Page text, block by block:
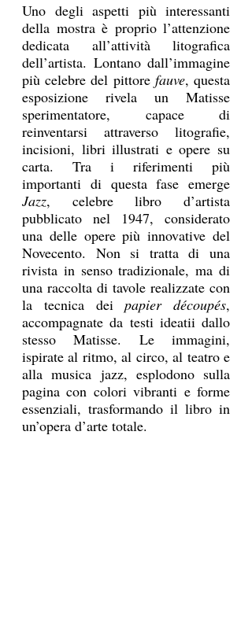
Uno degli aspetti più interessanti
della mostra è proprio l’attenzione
dedicata all’attività litografica
dell’artista. Lontano dall’immagine
più celebre del pittore fauve, questa
esposizione rivela un Matisse
sperimentatore, capace di
reinventarsi attraverso litografie,
incisioni, libri illustrati e opere su
carta. Tra i riferimenti più
Jazz, celebre libro d’artista
pubblicato nel 1947, considerato
una delle opere più innovative del
Novecento. Non si tratta di una
rivista in senso tradizionale, ma di
una raccolta di tavole realizzate con
la tecnica dei papier découpés,
accompagnate da testi ideatii dallo
stesso Matisse. Le immagini,
ispirate al ritmo, al circo, al teatro e
alla musica jazz, esplodono sulla
pagina con colori vibranti e forme
essenziali, trasformando il libro in
un’opera d’arte totale.